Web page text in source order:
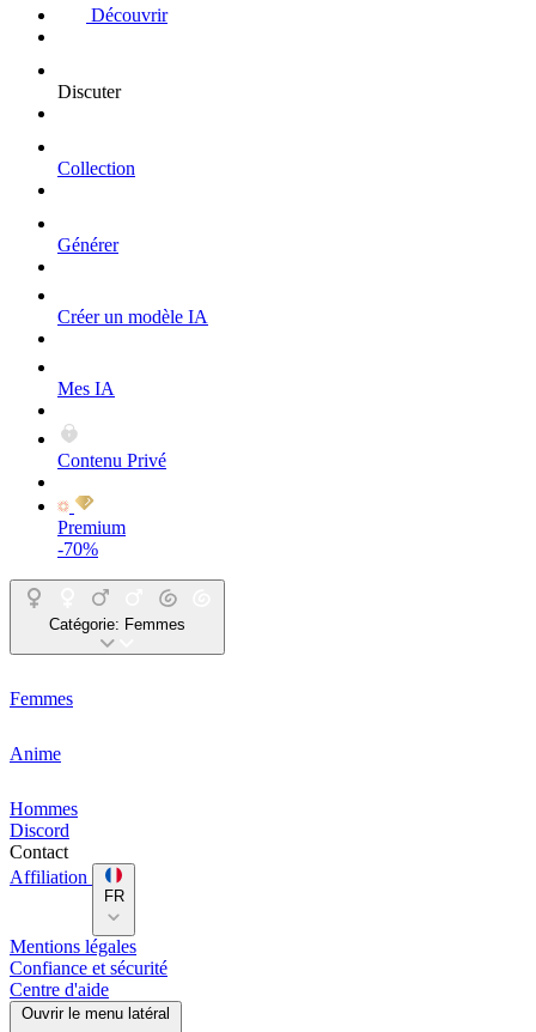
Découvrir
Discuter
Collection
Générer
Créer un modèle IA
Mes IA
Contenu Privé
Premium
-70%
Catégorie: Femmes
Femmes
Anime
Hommes
Discord
Contact
Affiliation
FR
Mentions légales
Confiance et sécurité
Centre d'aide
Ouvrir le menu latéral